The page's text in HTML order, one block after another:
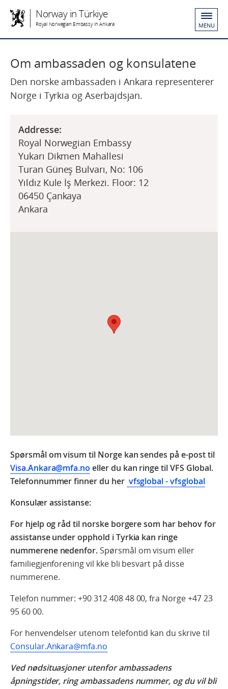
Norway in Türkiye
Royal Norwegian Embassy in Ankara MENU
Om ambassaden og konsulatene
Den norske ambassaden i Ankara representerer
Norge i Tyrkia og Aserbajdsjan.
Addresse:
Royal Norwegian Embassy
Yukarı Dikmen Mahallesi
Turan Güneş Bulvarı, No: 106
Yıldız Kule İş Merkezi. Floor: 12
06450 Çankaya
Ankara
Spørsmål om visum til Norge kan sendes på e-post til
Visa.Ankara@mfa.no eller du kan ringe til VFS Global.
Telefonnummer finner du her vfsglobal - vfsglobal
Konsulær assistanse:
For hjelp og råd til norske borgere som har behov for
assistanse under opphold i Tyrkia kan ringe
nummerene nedenfor. Spørsmål om visum eller
familiegjenforening vil kke bli besvart på disse
nummerene.
Telefon nummer: +90 312 408 48 00, fra Norge +47 23
95 60 00.
For henvendelser utenom telefontid kan du skrive til
Consular.Ankara@mfa.no
Ved nødsituasjoner utenfor ambassadens
åpningstider, ring ambassadens nummer, og du vil bli